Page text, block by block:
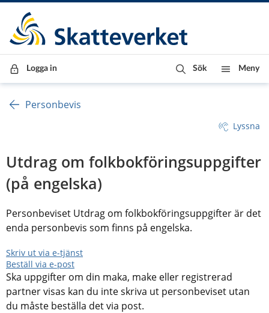
Till innehåll
Till navigationen
Till chattrobot
Logga in Sök Meny
Personbevis
Lyssna
Utdrag om folkbokföringsuppgifter
(på engelska)
Personbeviset Utdrag om folkbokföringsuppgifter är det
enda personbevis som finns på engelska.
Skriv ut via e-tjänst
Beställ via e-post
Ska uppgifter om din maka, make eller registrerad
partner visas kan du inte skriva ut personbeviset utan
du måste beställa det via post.